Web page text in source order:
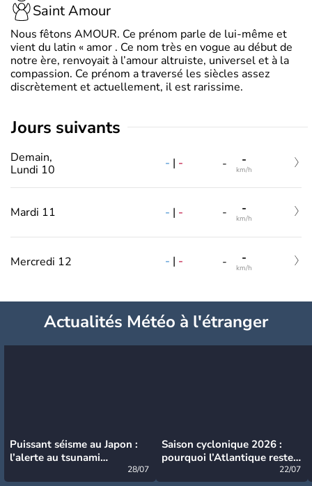
Saint Amour
Nous fêtons AMOUR. Ce prénom parle de lui-même et
vient du latin « amor . Ce nom très en vogue au début de
notre ère, renvoyait à l’amour altruiste, universel et à la
compassion. Ce prénom a traversé les siècles assez
discrètement et actuellement, il est rarissime.
jours suivants
Demain,
Lundi 10
- | - - -
km/h
Mardi 11 - | - - -
km/h
Mercredi 12 - | - - -
km/h
Actualités Météo à l'étranger
Puissant séisme au Japon :
l’alerte au tsunami
28/07
Saison cyclonique 2026 :
pourquoi l’Atlantique reste
22/07